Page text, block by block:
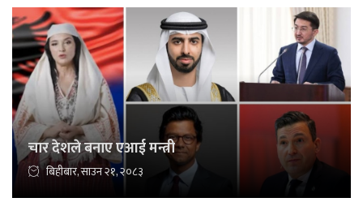
चार देशले बनाए एआई मन्त्री
बिहीबार, साउन २१, २०८३